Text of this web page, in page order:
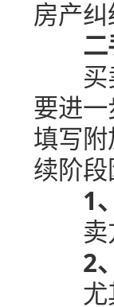
房产纠
买卖
要进
填写
续阶
1
卖方
2
尤其